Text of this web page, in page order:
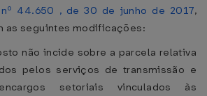
44.650 , de 30 de junho de 2017,
as seguintes modificações:
não incide sobre a parcela relativa
pelos serviços de transmissão e
setoriais vinculados às